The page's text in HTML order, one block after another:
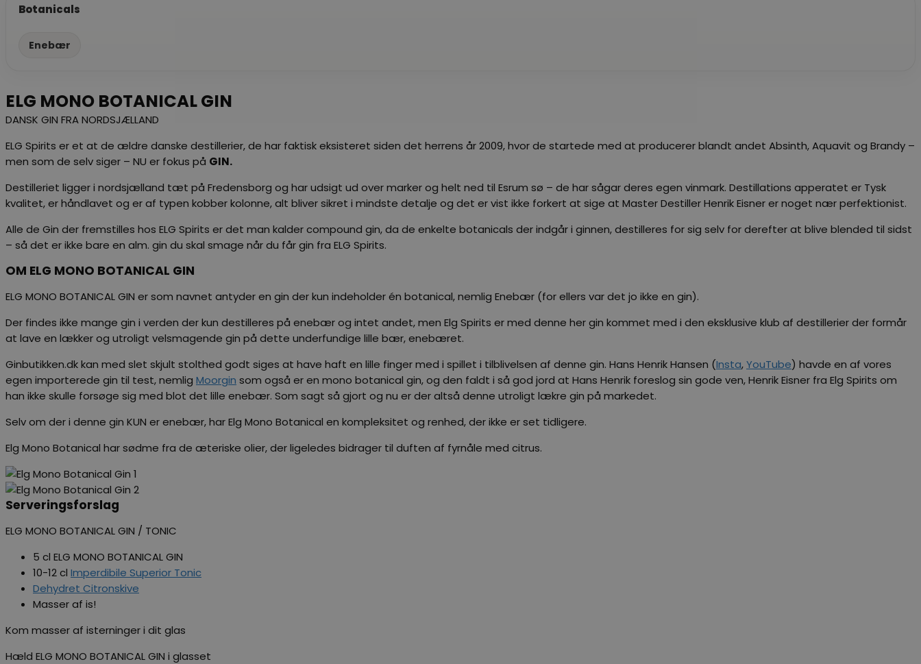
Botanicals
Enebær
ELG MONO BOTANICAL GIN
DANSK GIN FRA NORDSJÆLLAND
ELG Spirits er et at de ældre danske destillerier, de har faktisk eksisteret siden det herrens år 2009, hvor de startede med at producerer blandt andet Absinth, Aquavit og Brandy –
men som de selv siger – NU er fokus på GIN.
Destilleriet ligger i nordsjælland tæt på Fredensborg og har udsigt ud over marker og helt ned til Esrum sø – de har sågar deres egen vinmark. Destillations apperatet er Tysk
kvalitet, er håndlavet og er af typen kobber kolonne, alt bliver sikret i mindste detalje og det er vist ikke forkert at sige at Master Destiller Henrik Eisner er noget nær perfektionist.
Alle de Gin der fremstilles hos ELG Spirits er det man kalder compound gin, da de enkelte botanicals der indgår i ginnen, destilleres for sig selv for derefter at blive blended til sidst
– så det er ikke bare en alm. gin du skal smage når du får gin fra ELG Spirits.
OM ELG MONO BOTANICAL GIN
ELG MONO BOTANICAL GIN er som navnet antyder en gin der kun indeholder én botanical, nemlig Enebær (for ellers var det jo ikke en gin).
Der findes ikke mange gin i verden der kun destilleres på enebær og intet andet, men Elg Spirits er med denne her gin kommet med i den eksklusive klub af destillerier der formår
at lave en lækker og utroligt velsmagende gin på dette underfundige lille bær, enebæret.
Ginbutikken.dk kan med slet skjult stolthed godt siges at have haft en lille finger med i spillet i tilblivelsen af denne gin. Hans Henrik Hansen (Insta,YouTube) havde en af vores
egen importerede gin til test, nemlig Moorgin som også er en mono botanical gin, og den faldt i så god jord at Hans Henrik foreslog sin gode ven, Henrik Eisner fra Elg Spirits om
han ikke skulle forsøge sig med blot det lille enebær. Som sagt så gjort og nu er der altså denne utroligt lækre gin på markedet.
Selv om der i denne gin KUN er enebær, har Elg Mono Botanical en kompleksitet og renhed, der ikke er set tidligere.
Elg Mono Botanical har sødme fra de æteriske olier, der ligeledes bidrager til duften af fyrnåle med citrus.
Serveringsforslag
ELG MONO BOTANICAL GIN / TONIC
5 cl ELG MONO BOTANICAL GIN
10-12 cl Imperdibile Superior Tonic
Dehydret Citronskive
Masser af is!
Kom masser af isterninger i dit glas
Hæld ELG MONO BOTANICAL GIN i glasset